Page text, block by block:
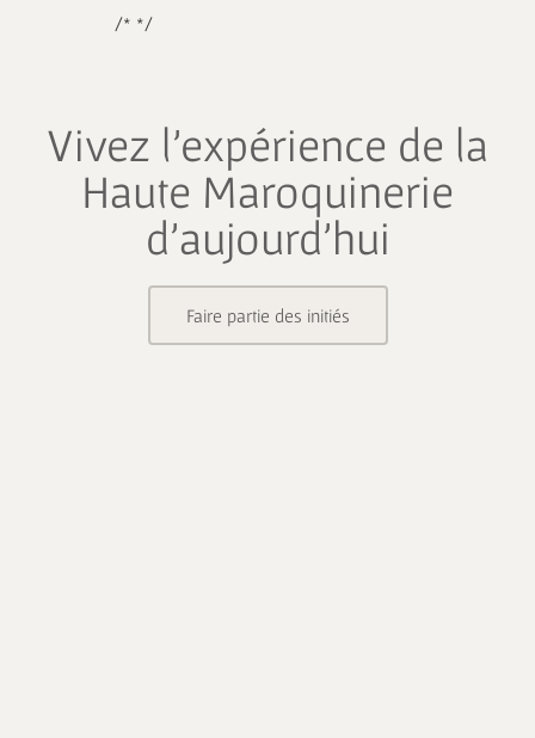
/* */
Vivez l’expérience de la
Haute Maroquinerie
d’aujourd’hui
Faire partie des initiés